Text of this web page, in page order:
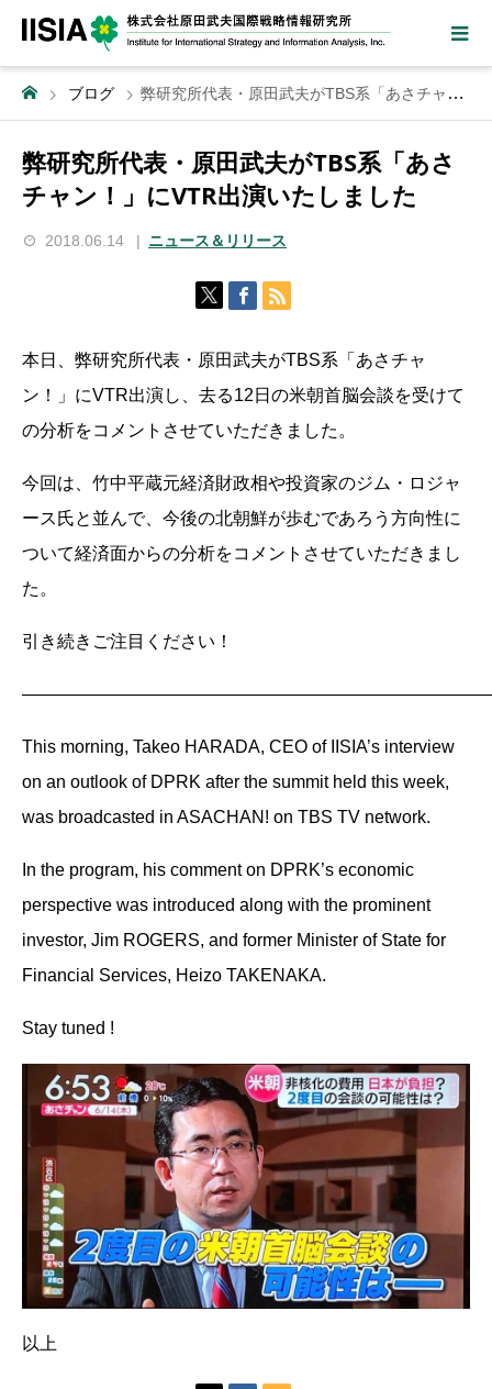
ブログ 弊研究所代表・原田武夫がTBS系「あさチャン！」にVTR出演いたしました
弊研究所代表・原田武夫がTBS系「あさ
チャン！」にVTR出演いたしました
2018.06.14 ニュース＆リリース
本日、弊研究所代表・原田武夫がTBS系「あさチャ
ン！」にVTR出演し、去る12日の米朝首脳会談を受けて
の分析をコメントさせていただきました。
今回は、竹中平蔵元経済財政相や投資家のジム・ロジャ
ース氏と並んで、今後の北朝鮮が歩むであろう方向性に
ついて経済面からの分析をコメントさせていただきまし
た。
引き続きご注目ください！
This morning, Takeo HARADA, CEO of IISIA’s interview
on an outlook of DPRK after the summit held this week,
was broadcasted in ASACHAN! on TBS TV network.
In the program, his comment on DPRK’s economic
perspective was introduced along with the prominent
investor, Jim ROGERS, and former Minister of State for
Financial Services, Heizo TAKENAKA.
Stay tuned !
以上